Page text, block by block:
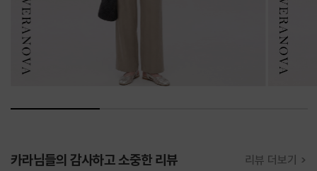
카라님들의 감사하고 소중한 리뷰 리뷰 더보기 >